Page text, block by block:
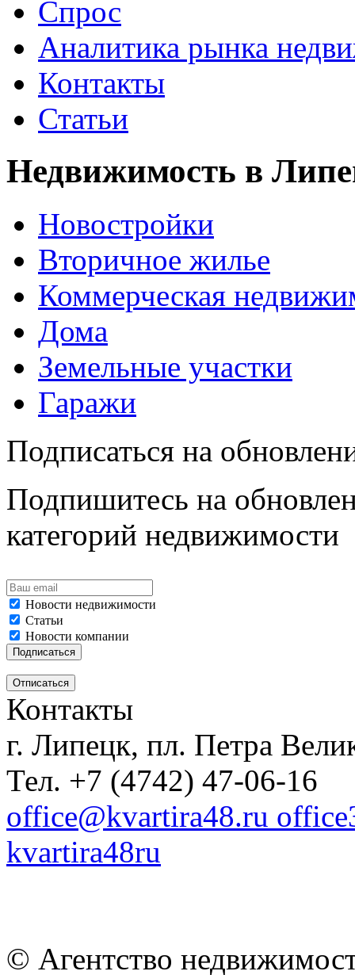
Спрос
Аналитика рынка
Контакты
Статьи
Недвижимость в
Новостройки
Вторичное жилье
Коммерческая
Дома
Земельные участки
Гаражи
Подписаться на
Подпишитесь на
категорий недвижимости
Новости недвижимости
Статьи
Новости компании
Контакты
г. Липецк, пл. Петра
Тел. +7 (4742) 47-06-16
office@kvartira48.ru
kvartira48ru
© Агентство